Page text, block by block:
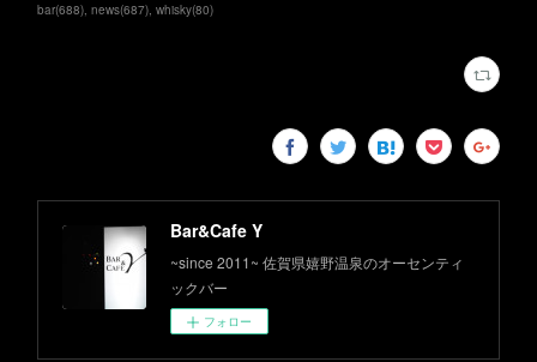
bar(688) news(687) whisky(80)
Bar&Cafe Y
~since 2011~ 佐賀県嬉野温泉のオーセンティ
ックバー
フォロー